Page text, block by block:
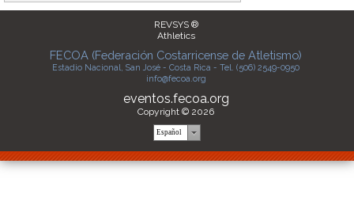
REVSYS ®
Athletics
FECOA (Federación Costarricense de Atletismo)
Estadio Nacional, San José - Costa Rica - Tel. (506) 2549-0950
info@fecoa.org
eventos.fecoa.org
Copyright © 2026